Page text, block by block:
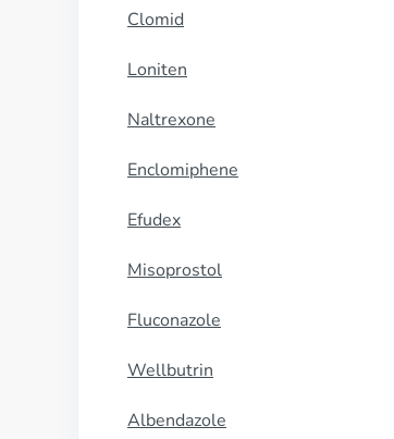
Clomid
Loniten
Naltrexone
Enclomiphene
Efudex
Misoprostol
Fluconazole
Wellbutrin
Albendazole